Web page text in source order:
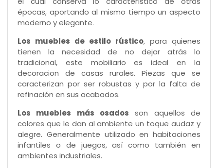
épocas, aportando al mismo tiempo un aspecto
moderno y elegante.
Los muebles de estilo rústico, para quienes
tienen la necesidad de no dejar atrás lo
tradicional, este mobiliario es ideal en la
decoracion de casas rurales. Piezas que se
caracterizan por ser robustas y por la falta de
refinación en sus acabados.
Los muebles más osados son aquellos de
colores que le dan al ambiente un toque audaz y
alegre. Generalmente utilizado en habitaciones
infantiles o de juegos, así como también en
ambientes industriales.